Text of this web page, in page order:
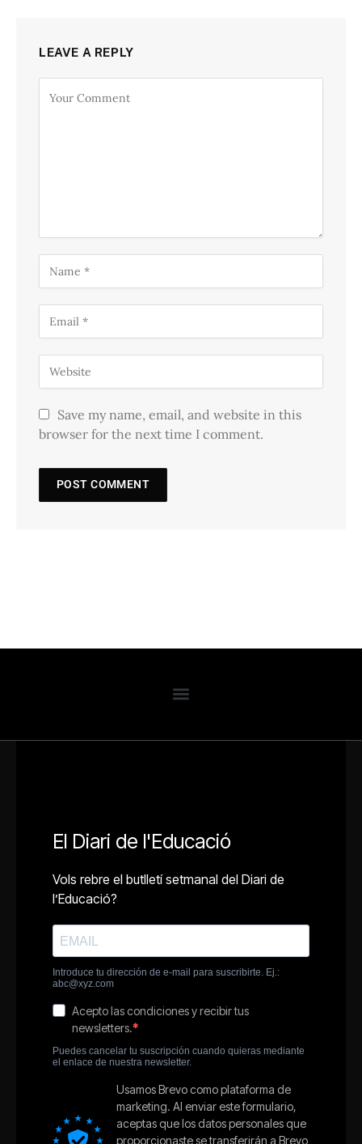
LEAVE A REPLY
Save my name, email, and website in this
browser for the next time I comment.